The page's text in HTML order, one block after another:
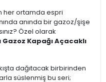
her ortamda espri
anında bir gazoz/şişe
Özel olarak
Gazoz Kapağı Açacaklı
dağıtacak birbirinden
süslenmiş bu seri;